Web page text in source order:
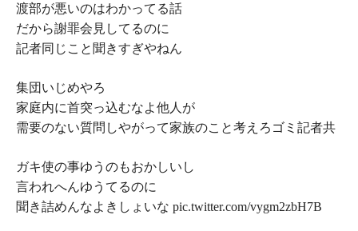
渡部が悪いのはわかってる話
だから謝罪会見してるのに
記者同じこと聞きすぎやねん
集団いじめやろ
家庭内に首突っ込むなよ他人が
需要のない質問しやがって家族のこと考えろゴミ記者共
ガキ使の事ゆうのもおかしいし
言われへんゆうてるのに
聞き詰めんなよきしょいな pic.twitter.com/vygm2zbH7B